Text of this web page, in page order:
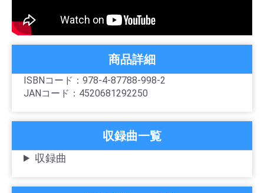
商品詳細
ISBNコード：978-4-87788-998-2
JANコード：4520681292250
収録曲一覧
収録曲